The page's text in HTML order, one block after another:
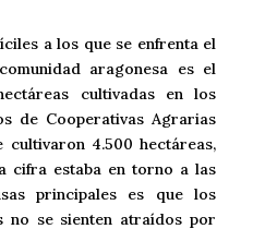
a los que se enfrenta el
aragonesa es el
cultivadas en los
de Cooperativas Agrarias
cultivaron 4.500 hectáreas,
cifra estaba en torno a las
principales es que los
no se sienten atraídos por